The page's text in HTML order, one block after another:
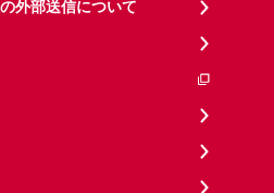
外部送信について